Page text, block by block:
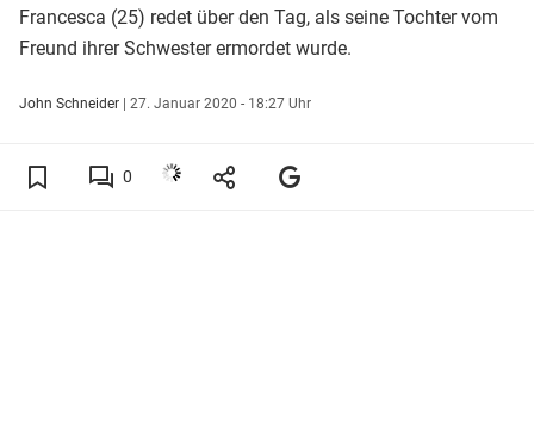
Francesca (25) redet über den Tag, als seine Tochter vom
Freund ihrer Schwester ermordet wurde.
John Schneider | 27. Januar 2020 - 18:27 Uhr
0